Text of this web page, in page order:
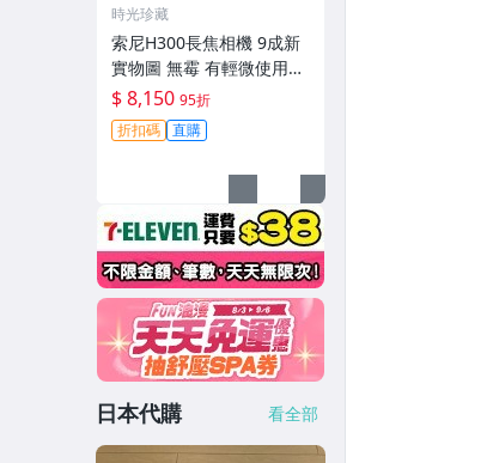
時光珍藏
索尼H300長焦相機 9成新
實物圖 無霉 有輕微使用痕
跡 機身鏡頭原裝 無拆修無
翻新-3430
$ 8,150 95折
折扣碼 直購
日本代購 看全部